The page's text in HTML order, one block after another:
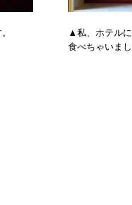
▲私、ホテル
食べちゃいまし